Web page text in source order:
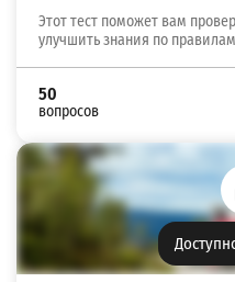
Этот тест поможет вам
улучшить знания по
50
вопросов